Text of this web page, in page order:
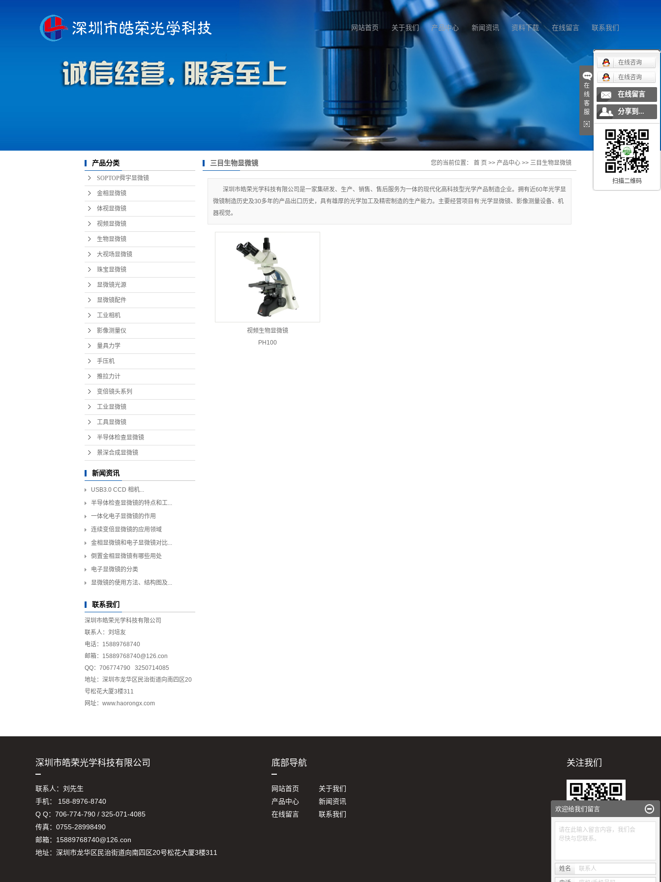
网站首页 关于我们 产品中心 新闻资讯 资料下载 在线留言 联系我们
产品分类
SOPTOP舜宇显微镜
金相显微镜
体视显微镜
视频显微镜
生物显微镜
大视场显微镜
珠宝显微镜
显微镜光源
显微镜配件
工业相机
影像测量仪
量具力学
手压机
推拉力计
变倍镜头系列
工业显微镜
工具显微镜
半导体检查显微镜
景深合成显微镜
新闻资讯
USB3.0 CCD 相机...
半导体检查显微镜的特点和工...
一体化电子显微镜的作用
连续变倍显微镜的应用领域
金相显微镜和电子显微镜对比...
倒置金相显微镜有哪些用处
电子显微镜的分类
显微镜的使用方法、结构图及...
联系我们
深圳市皓荣光学科技有限公司
联系人：刘培友
电话：15889768740
邮箱：15889768740@126.con
QQ：706774790 3250714085
地址：深圳市龙华区民治街道向南四区20
号松花大厦3楼311
网址：www.haorongx.com
三目生物显微镜 您的当前位置： 首 页 >> 产品中心 >> 三目生物显微镜
深圳市皓荣光学科技有限公司是一家集研发、生产、销售、售后服务为一体的现代化高科技型光学产品制造企业。拥有近60年光学显
微镜制造历史及30多年的产品出口历史，具有雄厚的光学加工及精密制造的生产能力。主要经营项目有:光学显微镜、影像测量设备、机
器视觉。
视频生物显微镜
PH100
深圳市皓荣光学科技有限公司
联系人：刘先生
手机： 158-8976-8740
Q Q：706-774-790 / 325-071-4085
传真：0755-28998490
邮箱：15889768740@126.con
地址：深圳市龙华区民治街道向南四区20号松花大厦3楼311
底部导航
网站首页
关于我们
产品中心
新闻资讯
在线留言
联系我们
关注我们
在
线
客
服
在线咨询
在线咨询
在线留言
分享到...
扫描二维码
欢迎给我们留言
请在此输入留言内容，我们会
尽快与您联系。
姓名 联系人